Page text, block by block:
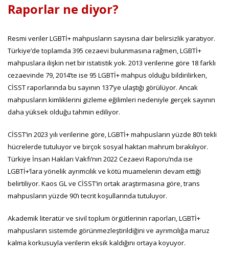
Raporlar ne diyor?
Resmi veriler LGBTİ+ mahpusların sayısına dair belirsizlik yaratıyor.
Türkiye’de toplamda 395 cezaevi bulunmasına rağmen, LGBTİ+
mahpuslara ilişkin net bir istatistik yok. 2013 verilerine göre 18 farklı
cezaevinde 79, 2014’te ise 95 LGBTİ+ mahpus olduğu bildirilirken,
CİSST raporlarında bu sayının 137’ye ulaştığı görülüyor. Ancak
mahpusların kimliklerini gizleme eğilimleri nedeniyle gerçek sayının
daha yüksek olduğu tahmin ediliyor.
CİSST’in 2023 yılı verilerine göre, LGBTİ+ mahpusların yüzde 80’i tekli
hücrelerde tutuluyor ve birçok sosyal haktan mahrum bırakılıyor.
Türkiye İnsan Hakları Vakfı’nın 2022 Cezaevi Raporu’nda ise
LGBTİ+’lara yönelik ayrımcılık ve kötü muamelenin devam ettiği
belirtiliyor. Kaos GL ve CİSST’in ortak araştırmasına göre, trans
mahpusların yüzde 90’ı tecrit koşullarında tutuluyor.
Akademik literatür ve sivil toplum örgütlerinin raporları, LGBTİ+
mahpusların sistemde görünmezleştirildiğini ve ayrımcılığa maruz
kalma korkusuyla verilerin eksik kaldığını ortaya koyuyor.